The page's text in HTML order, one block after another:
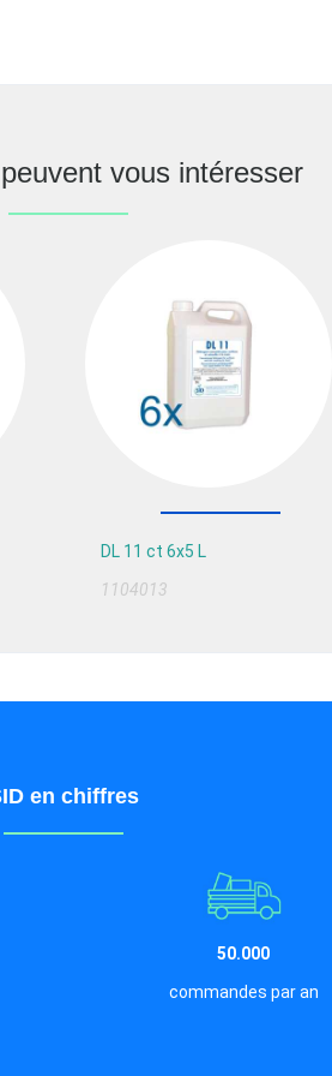
vous intéresser
DL 11 ct 6x5 L
1104013
en chiffres
50.000
commandes par an